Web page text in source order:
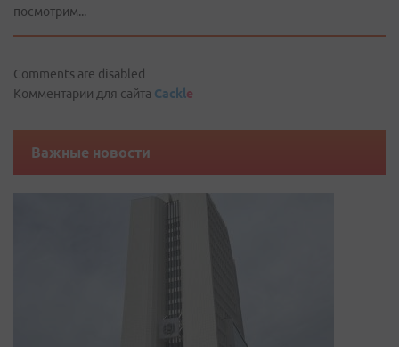
посмотрим...
Comments are disabled
Комментарии для сайта Cackle
Важные новости